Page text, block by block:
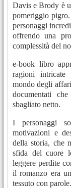
Davis e Brody è
pomeriggio
personaggi
offrendo una
complessità del
e-book libro
ragioni intricate
mondo degli
documentati
sbagliato netto.
I personaggi
motivazioni e
della storia, che
sfida del cuore
leggere perdite
il romanzo era
tessuto con parole.